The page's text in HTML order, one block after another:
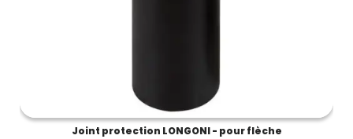
Joint protection LONGONI - pour flèche